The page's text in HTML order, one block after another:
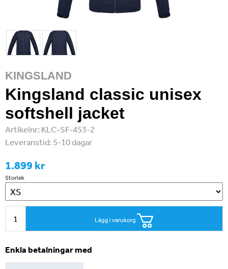
KINGSLAND
Kingsland classic unisex
softshell jacket
Artikelnr: KLC-SF-453-2
Leveranstid: 5-10 dagar
1.899 kr
Storlek
Lägg i varukorg
Enkla betalningar med